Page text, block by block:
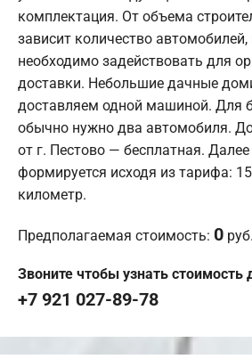
комплектация. От объема
зависит количество
необходимо задействовать для
доставки. Небольшие дачные
доставляем одной машиной. Для
обычно нужно два автомобиля.
от г. Пестово — бесплатная.
формируется исходя из тарифа:
километр.
Предполагаемая стоимость: 0 руб.
Звоните чтобы узнать стоимость
+7 921 027-89-78